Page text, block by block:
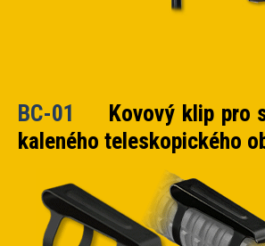
BC-01
Kovový klip pro
kaleného teleskopického